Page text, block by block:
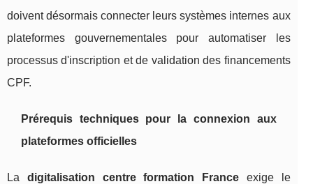
doivent désormais connecter leurs systèmes internes aux
plateformes gouvernementales pour automatiser les
processus d'inscription et de validation des financements
CPF.
Prérequis techniques pour la connexion aux
plateformes officielles
La digitalisation centre formation France exige le